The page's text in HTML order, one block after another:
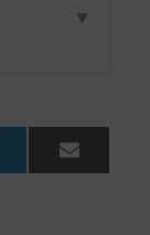
▼
Email